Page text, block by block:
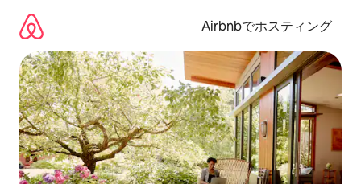
Airbnbでホスティング